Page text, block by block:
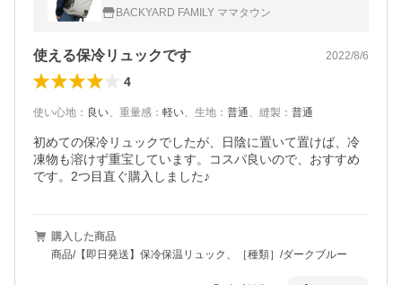
27l クーラーバッグ バックパック クーラー
ボックス 保冷バッグ
BACKYARD FAMILY ママタウン
使える保冷リュックです 2022/8/6
4
使い心地 ： 良い、 重量感 ： 軽い、 生地 ： 普通、 縫製 ： 普通
初めての保冷リュックでしたが、日陰に置いて置けば、冷
凍物も溶けず重宝しています。コスパ良いので、おすすめ
です。2つ目直ぐ購入しました♪
購入した商品
商品/【即日発送】保冷保温リュック、［種類］/ダークブルー